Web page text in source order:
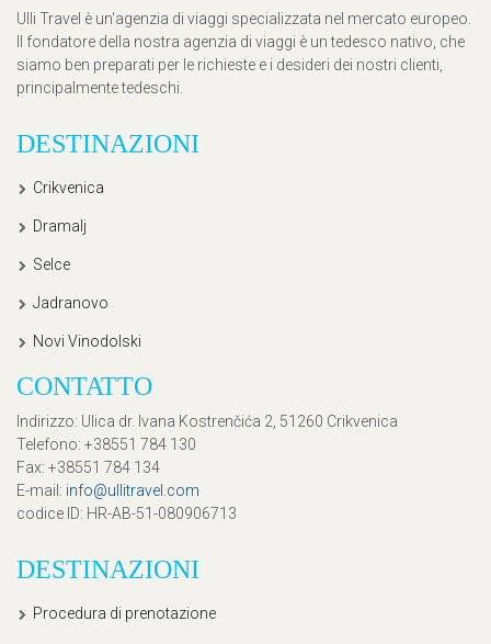
Ulli Travel è un'agenzia di viaggi specializzata nel mercato europeo.
Il fondatore della nostra agenzia di viaggi è un tedesco nativo, che
siamo ben preparati per le richieste e i desideri dei nostri clienti,
principalmente tedeschi.
DESTINAZIONI
Crikvenica
Dramalj
Selce
Jadranovo
Novi Vinodolski
CONTATTO
Indirizzo: Ulica dr. Ivana Kostrenčića 2, 51260 Crikvenica
Telefono: +38551 784 130
Fax: +38551 784 134
E-mail : info@ullitravel.com
codice ID: HR-AB-51-080906713
DESTINAZIONI
Procedura di prenotazione